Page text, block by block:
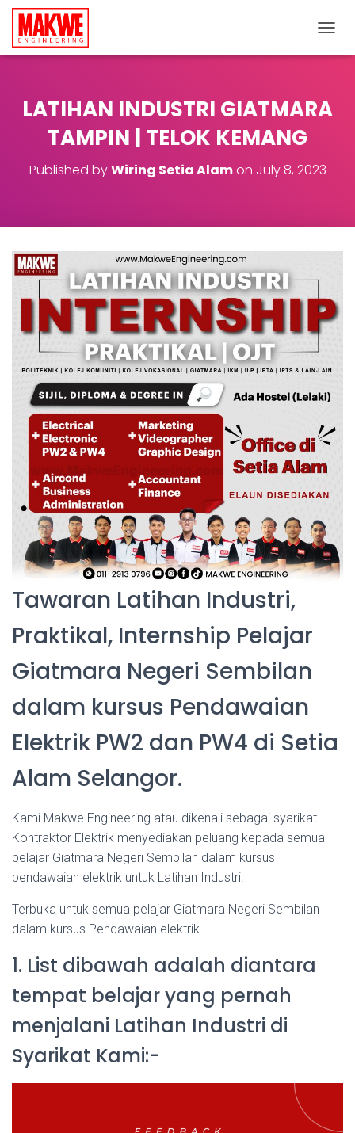
LATIHAN INDUSTRI GIATMARA
TAMPIN | TELOK KEMANG
Published byWiring Setia Alamon July 8, 2023
Tawaran Latihan Industri,
Praktikal, Internship Pelajar
Giatmara Negeri Sembilan
dalam kursus Pendawaian
Elektrik PW2 dan PW4 di Setia
Alam Selangor.
Kami Makwe Engineering atau dikenali sebagai syarikat
Kontraktor Elektrik menyediakan peluang kepada semua
pelajar Giatmara Negeri Sembilan dalam kursus
pendawaian elektrik untuk Latihan Industri.
Terbuka untuk semua pelajar Giatmara Negeri Sembilan
dalam kursus Pendawaian elektrik.
1. List dibawah adalah diantara
tempat belajar yang pernah
menjalani Latihan Industri di
Syarikat Kami:-